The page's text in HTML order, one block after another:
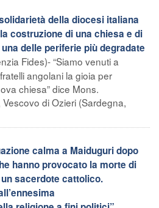
della diocesi italiana
costruzione di una chiesa e di
delle periferie più degradate
Fides)- “Siamo venuti a
angolani la gioia per
chiesa” dice Mons.
di Ozieri (Sardegna,
calma a Maiduguri dopo
hanno provocato la morte di
sacerdote cattolico.